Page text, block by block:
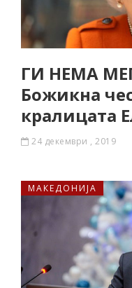
ГИ НЕМА
Божикна
кралицата
24 декември , 2019
МАКЕДОНИЈА